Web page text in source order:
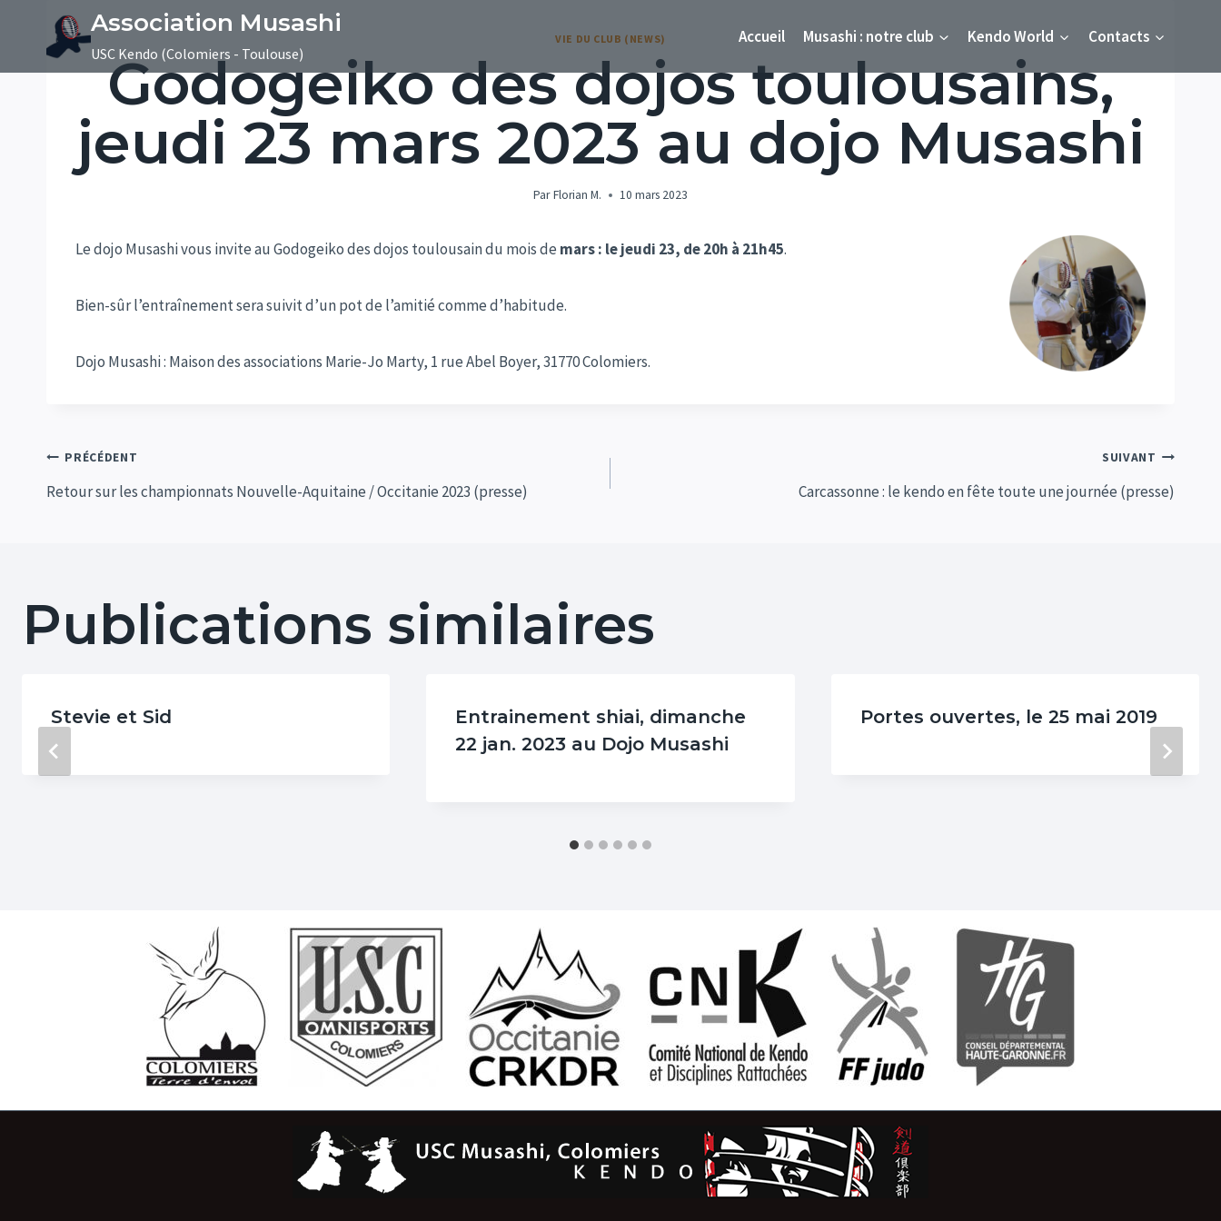
Association Musashi
USC Kendo (Colomiers - Toulouse)
Accueil Musashi : notre club Kendo World Contacts
VIE DU CLUB (NEWS)
Godogeiko des dojos toulousains,
jeudi 23 mars 2023 au dojo Musashi
Par Florian M. 10 mars 2023
Le dojo Musashi vous invite au Godogeiko des dojos toulousain du mois de mars : le jeudi 23, de 20h à 21h45.
Bien-sûr l’entraînement sera suivit d’un pot de l’amitié comme d’habitude.
Dojo Musashi : Maison des associations Marie-Jo Marty, 1 rue Abel Boyer, 31770 Colomiers.
Navigation
PRÉCÉDENT
Retour sur les championnats Nouvelle-Aquitaine / Occitanie 2023 (presse)
SUIVANT
Carcassonne : le kendo en fête toute une journée (presse)
Publications similaires
Stevie et Sid
Entrainement shiai, dimanche
22 jan. 2023 au Dojo Musashi
Portes ouvertes, le 25 mai 2019